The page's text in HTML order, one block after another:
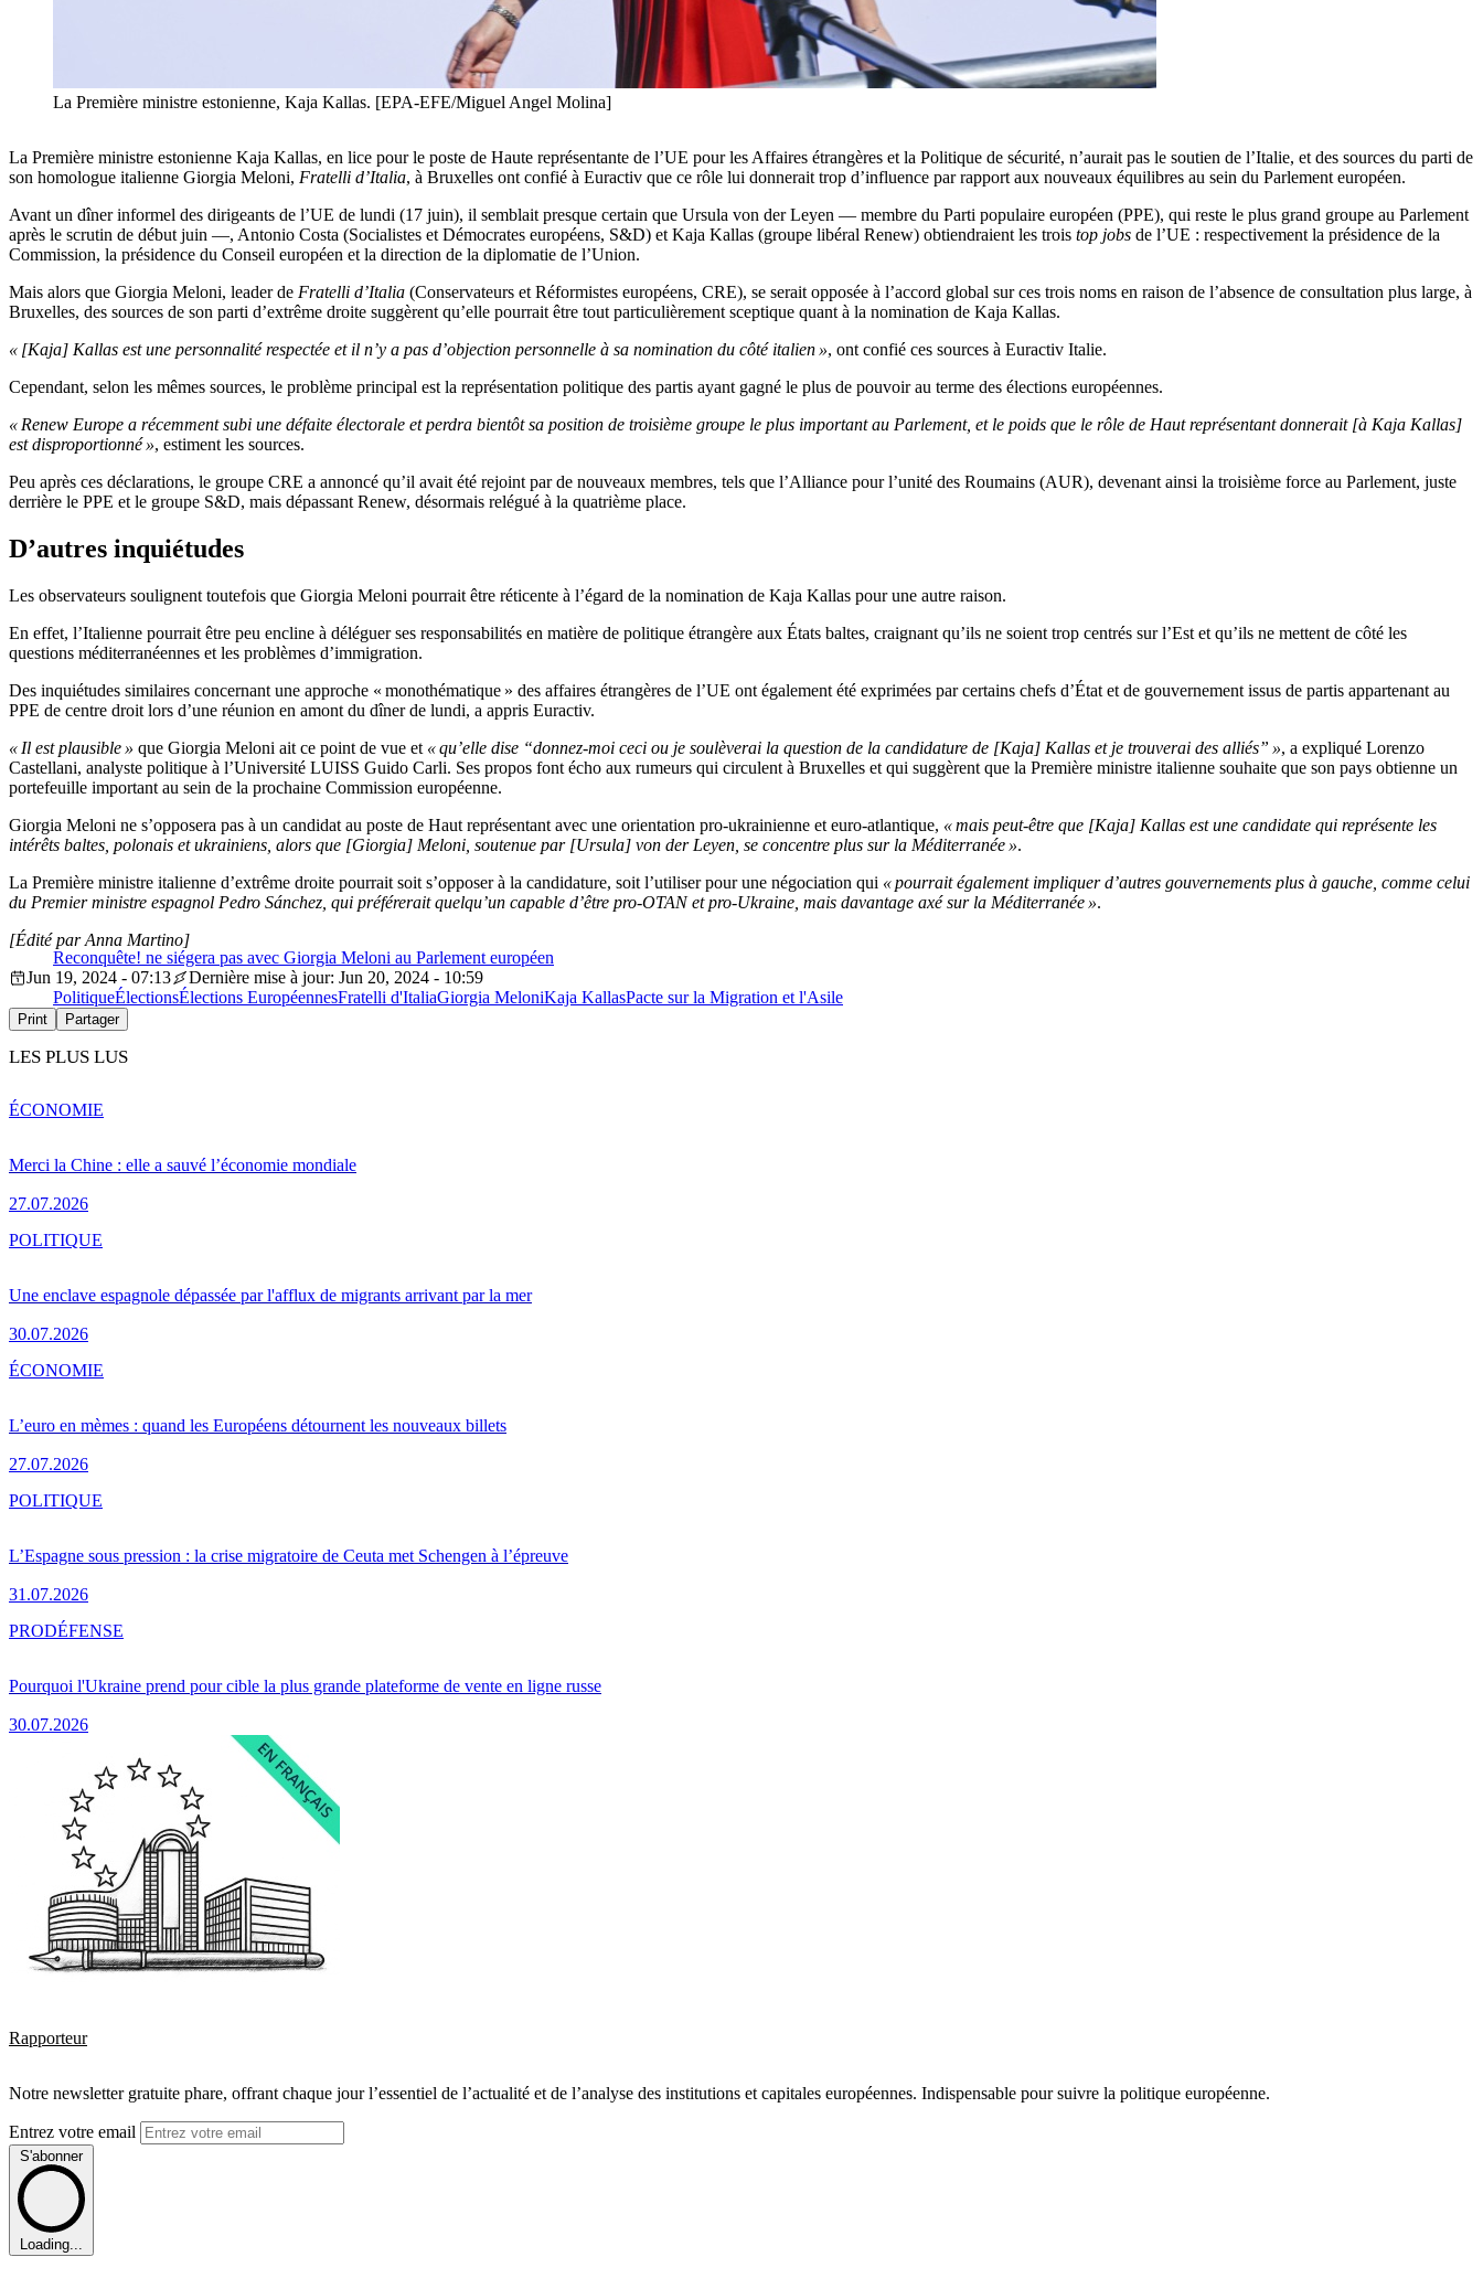
La Première ministre estonienne, Kaja Kallas. [EPA-EFE/Miguel Angel Molina]
La Première ministre estonienne Kaja Kallas, en lice pour le poste de Haute représentante de l’UE pour les Affaires étrangères et la Politique de sécurité, n’aurait pas le soutien de l’Italie, et des sources du parti de
son homologue italienne Giorgia Meloni, Fratelli d’Italia, à Bruxelles ont confié à Euractiv que ce rôle lui donnerait trop d’influence par rapport aux nouveaux équilibres au sein du Parlement européen.
Avant un dîner informel des dirigeants de l’UE de lundi (17 juin), il semblait presque certain que Ursula von der Leyen — membre du Parti populaire européen (PPE), qui reste le plus grand groupe au Parlement
après le scrutin de début juin —, Antonio Costa (Socialistes et Démocrates européens, S&D) et Kaja Kallas (groupe libéral Renew) obtiendraient les trois top jobs de l’UE : respectivement la présidence de la
Commission, la présidence du Conseil européen et la direction de la diplomatie de l’Union.
Mais alors que Giorgia Meloni, leader de Fratelli d’Italia (Conservateurs et Réformistes européens, CRE), se serait opposée à l’accord global sur ces trois noms en raison de l’absence de consultation plus large, à
Bruxelles, des sources de son parti d’extrême droite suggèrent qu’elle pourrait être tout particulièrement sceptique quant à la nomination de Kaja Kallas.
« [Kaja] Kallas est une personnalité respectée et il n’y a pas d’objection personnelle à sa nomination du côté italien », ont confié ces sources à Euractiv Italie.
Cependant, selon les mêmes sources, le problème principal est la représentation politique des partis ayant gagné le plus de pouvoir au terme des élections européennes.
« Renew Europe a récemment subi une défaite électorale et perdra bientôt sa position de troisième groupe le plus important au Parlement, et le poids que le rôle de Haut représentant donnerait [à Kaja Kallas]
est disproportionné », estiment les sources.
Peu après ces déclarations, le groupe CRE a annoncé qu’il avait été rejoint par de nouveaux membres, tels que l’Alliance pour l’unité des Roumains (AUR), devenant ainsi la troisième force au Parlement, juste
derrière le PPE et le groupe S&D, mais dépassant Renew, désormais relégué à la quatrième place.
D’autres inquiétudes
Les observateurs soulignent toutefois que Giorgia Meloni pourrait être réticente à l’égard de la nomination de Kaja Kallas pour une autre raison.
En effet, l’Italienne pourrait être peu encline à déléguer ses responsabilités en matière de politique étrangère aux États baltes, craignant qu’ils ne soient trop centrés sur l’Est et qu’ils ne mettent de côté les
questions méditerranéennes et les problèmes d’immigration.
Des inquiétudes similaires concernant une approche « monothématique » des affaires étrangères de l’UE ont également été exprimées par certains chefs d’État et de gouvernement issus de partis appartenant au
PPE de centre droit lors d’une réunion en amont du dîner de lundi, a appris Euractiv.
« Il est plausible » que Giorgia Meloni ait ce point de vue et « qu’elle dise “donnez-moi ceci ou je soulèverai la question de la candidature de [Kaja] Kallas et je trouverai des alliés” », a expliqué Lorenzo
Castellani, analyste politique à l’Université LUISS Guido Carli. Ses propos font écho aux rumeurs qui circulent à Bruxelles et qui suggèrent que la Première ministre italienne souhaite que son pays obtienne un
portefeuille important au sein de la prochaine Commission européenne.
Giorgia Meloni ne s’opposera pas à un candidat au poste de Haut représentant avec une orientation pro-ukrainienne et euro-atlantique, « mais peut-être que [Kaja] Kallas est une candidate qui représente les
intérêts baltes, polonais et ukrainiens, alors que [Giorgia] Meloni, soutenue par [Ursula] von der Leyen, se concentre plus sur la Méditerranée ».
La Première ministre italienne d’extrême droite pourrait soit s’opposer à la candidature, soit l’utiliser pour une négociation qui « pourrait également impliquer d’autres gouvernements plus à gauche, comme celui
du Premier ministre espagnol Pedro Sánchez, qui préférerait quelqu’un capable d’être pro-OTAN et pro-Ukraine, mais davantage axé sur la Méditerranée ».
Reconquête! ne siégera pas avec Giorgia Meloni au Parlement européen
[Édité par Anna Martino]
Jun 19, 2024 - 07:13
Dernière mise à jour: Jun 20, 2024 - 10:59
PolitiqueÉlectionsÉlections EuropéennesFratelli d'ItaliaGiorgia MeloniKaja KallasPacte sur la Migration et l'Asile
Print Partager
LES PLUS LUS
Merci la Chine : elle a sauvé l’économie mondiale
27.07.2026
ÉCONOMIE
Une enclave espagnole dépassée par l'afflux de migrants arrivant par la mer
30.07.2026
POLITIQUE
L’euro en mèmes : quand les Européens détournent les nouveaux billets
27.07.2026
ÉCONOMIE
L’Espagne sous pression : la crise migratoire de Ceuta met Schengen à l’épreuve
31.07.2026
POLITIQUE
Pourquoi l'Ukraine prend pour cible la plus grande plateforme de vente en ligne russe
30.07.2026
PRODÉFENSE
Rapporteur
Notre newsletter gratuite phare, offrant chaque jour l’essentiel de l’actualité et de l’analyse des institutions et capitales européennes. Indispensable pour suivre la politique européenne.
Entrez votre email
S'abonner
Loading...